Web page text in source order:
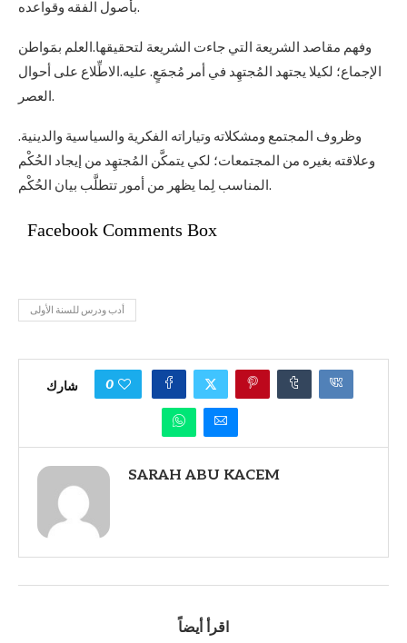
بأصول الفقه وقواعده.
وفهم مقاصد الشريعة التي جاءت الشريعة لتحقيقها.العلم بمَواطن
الإجماع؛ لكيلا يجتهد المُجتهِد في أمر مُجمَعٍ. عليه.الاطِّلاع على أحوال
العصر.
وظروف المجتمع ومشكلاته وتياراته الفكرية والسياسية والدينية.
وعلاقته بغيره من المجتمعات؛ لكي يتمكَّن المُجتهِد من إيجاد الحُكْم
المناسب لِما يظهر من أمور تتطلَّب بيان الحُكْم.
Facebook Comments Box
أدب ودرس للسنة الأولى
شارك 0
SARAH ABU KACEM
اقرأ أيضاً